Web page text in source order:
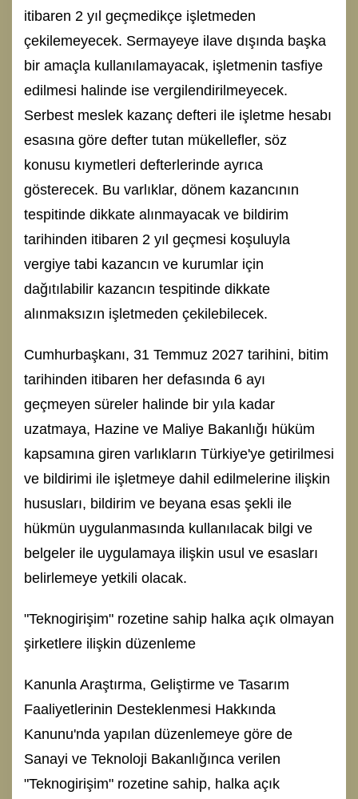
itibaren 2 yıl geçmedikçe işletmeden
çekilemeyecek. Sermayeye ilave dışında başka
bir amaçla kullanılamayacak, işletmenin tasfiye
edilmesi halinde ise vergilendirilmeyecek.
Serbest meslek kazanç defteri ile işletme hesabı
esasına göre defter tutan mükellefler, söz
konusu kıymetleri defterlerinde ayrıca
gösterecek. Bu varlıklar, dönem kazancının
tespitinde dikkate alınmayacak ve bildirim
tarihinden itibaren 2 yıl geçmesi koşuluyla
vergiye tabi kazancın ve kurumlar için
dağıtılabilir kazancın tespitinde dikkate
alınmaksızın işletmeden çekilebilecek.
Cumhurbaşkanı, 31 Temmuz 2027 tarihini, bitim
tarihinden itibaren her defasında 6 ayı
geçmeyen süreler halinde bir yıla kadar
uzatmaya, Hazine ve Maliye Bakanlığı hüküm
kapsamına giren varlıkların Türkiye'ye getirilmesi
ve bildirimi ile işletmeye dahil edilmelerine ilişkin
hususları, bildirim ve beyana esas şekli ile
hükmün uygulanmasında kullanılacak bilgi ve
belgeler ile uygulamaya ilişkin usul ve esasları
belirlemeye yetkili olacak.
"Teknogirişim" rozetine sahip halka açık olmayan
şirketlere ilişkin düzenleme
Kanunla Araştırma, Geliştirme ve Tasarım
Faaliyetlerinin Desteklenmesi Hakkında
Kanunu'nda yapılan düzenlemeye göre de
Sanayi ve Teknoloji Bakanlığınca verilen
"Teknogirişim" rozetine sahip, halka açık